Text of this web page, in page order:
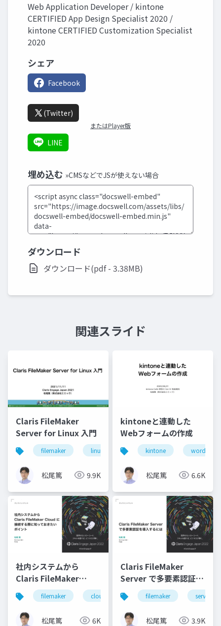
Web Application Developer / kintone
CERTIFIED App Design Specialist 2020 /
kintone CERTIFIED Customization Specialist
2020
シェア
Facebook
(Twitter)
またはPlayer版
LINE
埋め込む »CMSなどでJSが使えない場合
ダウンロード
ダウンロード(pdf - 3.38MB)
関連スライド
Claris FileMaker
Server for Linux 入門
filemaker linux server
松尾篤 9.9K
kintoneと連動した
Webフォームの作成
kintone wordpress
松尾篤 6.6K
社内システムから
Claris FileMaker
Cloud に接続する際に
知っておきたいポイン
ト
filemaker cloud
松尾篤 6K
Claris FileMaker
Server で多要素認証を
導入するには
filemaker server
松尾篤 3.9K